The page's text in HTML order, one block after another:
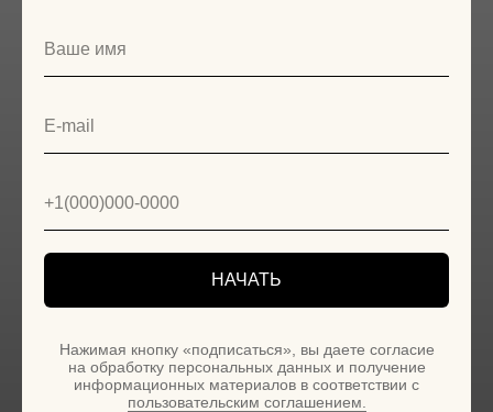
НАЧАТЬ
Нажимая кнопку «подписаться», вы даете согласие
на обработку персональных данных и получение
информационных материалов в соответствии с
пользовательским соглашением.